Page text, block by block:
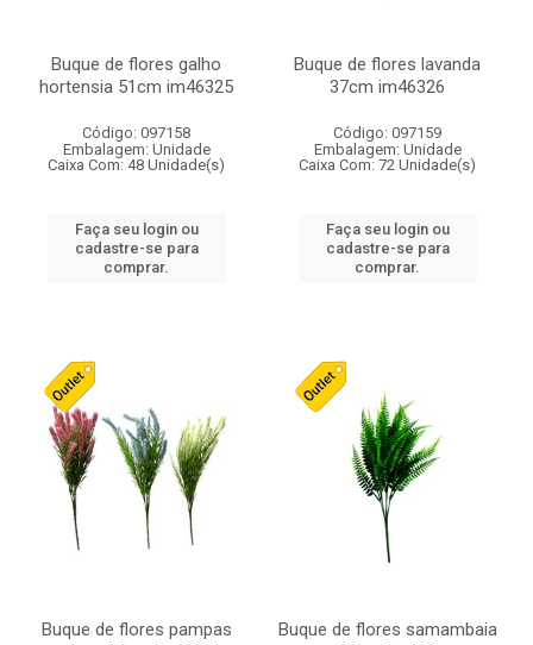
Buque de flores galho
hortensia 51cm im46325
Código: 097158
Embalagem: Unidade
Caixa Com: 48 Unidade(s)
Faça seu login ou
cadastre-se para
comprar.
Buque de flores lavanda
37cm im46326
Código: 097159
Embalagem: Unidade
Caixa Com: 72 Unidade(s)
Faça seu login ou
cadastre-se para
comprar.
Buque de flores pampas
Buque de flores samambaia